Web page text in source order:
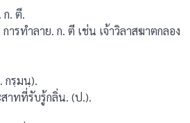
ก. ตี.
ารทําลาย. ก. ตี เช่น เจ้าวิลาสฆาตกลอง
กรฺมนฺ).
าทที่รับรู้กลิ่น. (ป.).